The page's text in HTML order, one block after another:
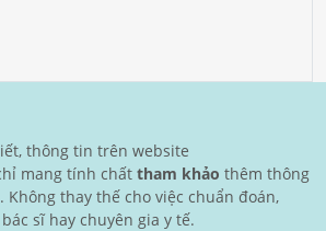
thông tin trên website
mang tính chất tham khảo thêm thông
thay thế cho việc chuẩn đoán,
sĩ hay chuyên gia y tế.